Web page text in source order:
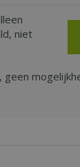
niet
geen